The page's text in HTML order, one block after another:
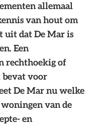
allemaal
van hout om
uit dat De Mar is
Een
rechthoekig of
bevat voor
De Mar nu welke
van de
en